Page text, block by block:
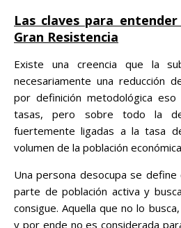
Las claves para
Gran Resistencia
Existe una creencia que la
necesariamente una reducción
por definición metodológica
tasas, pero sobre todo la de
fuertemente ligadas a la tasa
volumen de la población
Una persona desocupa se
parte de población activa y
consigue. Aquella que no lo
y por ende no es considerada